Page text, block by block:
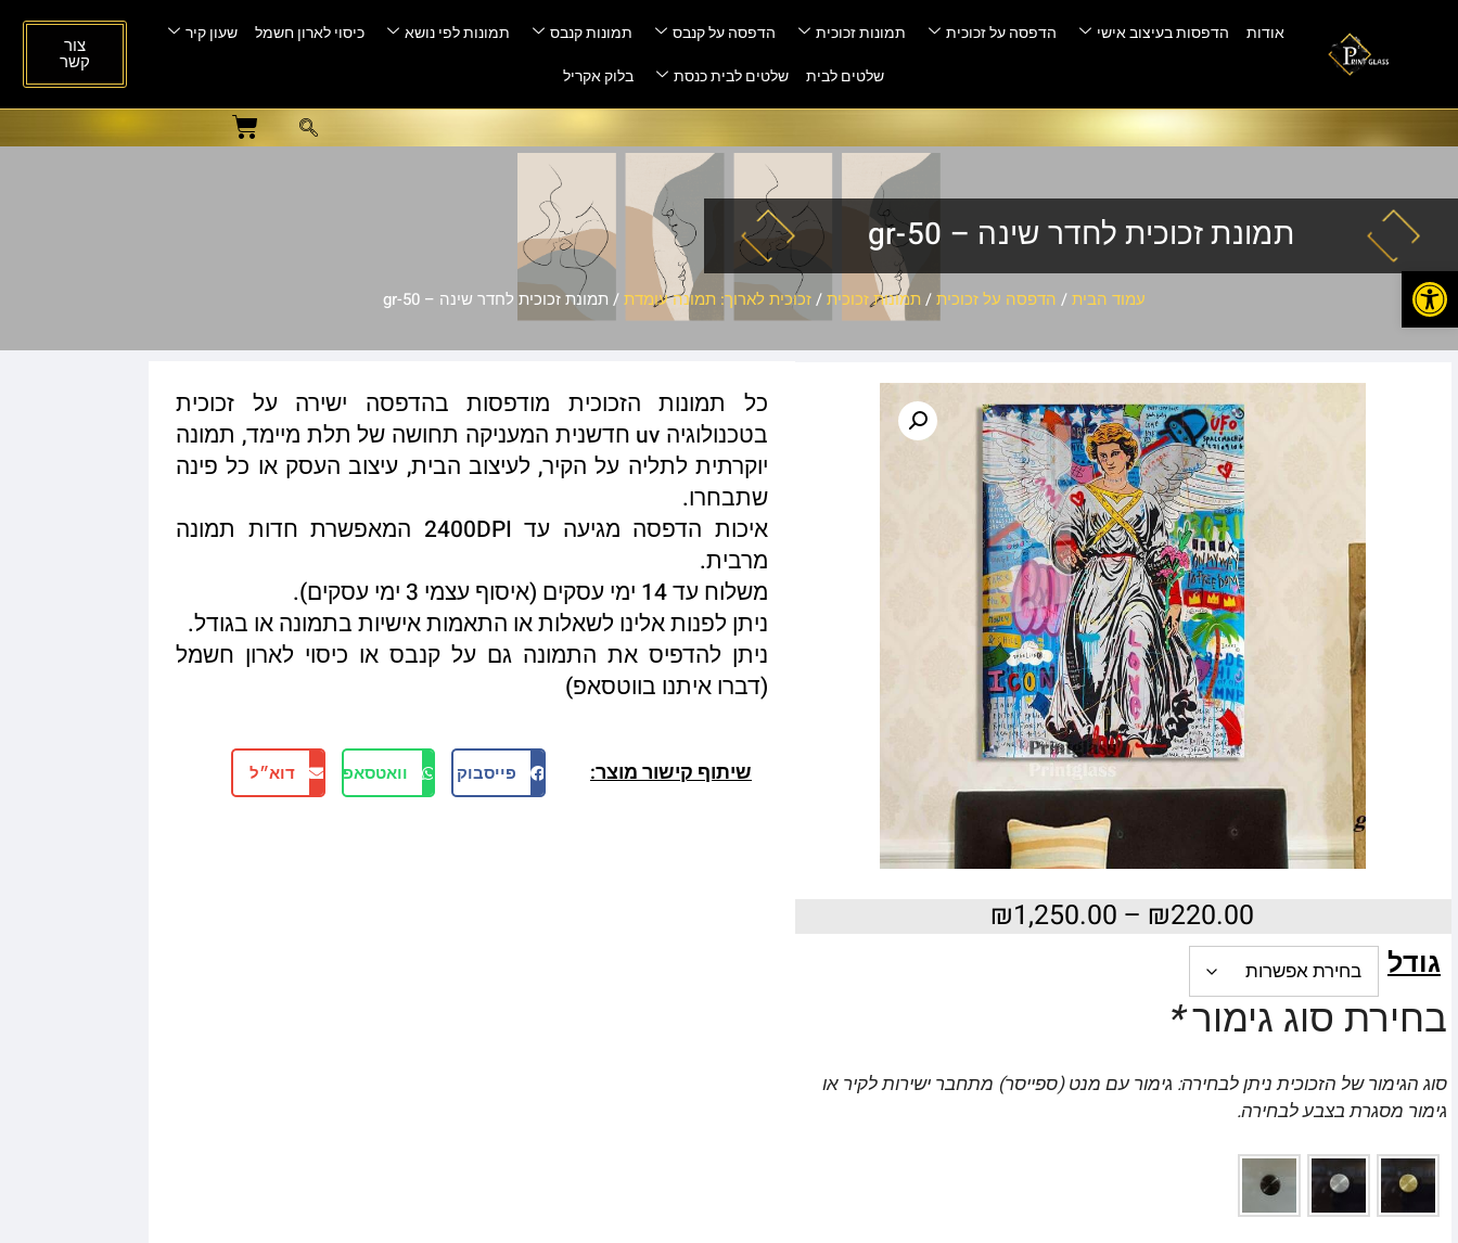
פתח סרגל נגישות
אודות הדפסות בעיצוב אישי הדפסה על זכוכית תמונות זכוכית הדפסה על קנבס תמונות קנבס תמונות לפי נושא כיסוי לארון חשמל
שעון קיר
שלטים לבית
שלטים לבית כנסת בלוק אקריל
צור
קשר
תמונת זכוכית לחדר שינה – gr-50
עמוד הבית/ הדפסה על זכוכית/ תמונות זכוכית/זכוכית לארוך: תמונה עומדת/ תמונת זכוכית לחדר שינה – gr-50
₪220.00
–
₪1,250.00
גודל
בחירת סוג גימור*
סוג הגימור של הזכוכית ניתן לבחירה: גימור עם מנט (ספייסר) מתחבר ישירות לקיר או
גימור מסגרת בצבע לבחירה.
כל תמונות הזכוכית מודפסות בהדפסה ישירה על זכוכית
בטכנולוגיה uv חדשנית המעניקה תחושה של תלת מיימד, תמונה
יוקרתית לתליה על הקיר, לעיצוב הבית, עיצוב העסק או כל פינה
שתבחרו.
איכות הדפסה מגיעה עד 2400DPI המאפשרת חדות תמונה
מרבית.
משלוח עד 14 ימי עסקים (איסוף עצמי 3 ימי עסקים).
ניתן לפנות אלינו לשאלות או התאמות אישיות בתמונה או בגודל.
ניתן להדפיס את התמונה גם על קנבס או כיסוי לארון חשמל
(דברו איתנו בווטסאפ)
שיתוף קישור מוצר: פייסבוק וואטסאפ דוא״ל